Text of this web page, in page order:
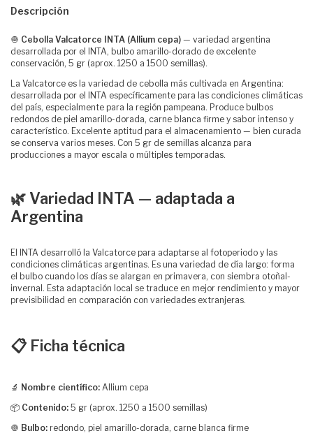
Descripción
🧅 Cebolla Valcatorce INTA (Allium cepa) — variedad argentina
desarrollada por el INTA, bulbo amarillo-dorado de excelente
conservación, 5 gr (aprox. 1250 a 1500 semillas).
La Valcatorce es la variedad de cebolla más cultivada en Argentina:
desarrollada por el INTA específicamente para las condiciones climáticas
del país, especialmente para la región pampeana. Produce bulbos
redondos de piel amarillo-dorada, carne blanca firme y sabor intenso y
característico. Excelente aptitud para el almacenamiento — bien curada
se conserva varios meses. Con 5 gr de semillas alcanza para
producciones a mayor escala o múltiples temporadas.
🌿 Variedad INTA — adaptada a
Argentina
El INTA desarrolló la Valcatorce para adaptarse al fotoperiodo y las
condiciones climáticas argentinas. Es una variedad de día largo: forma
el bulbo cuando los días se alargan en primavera, con siembra otoñal-
invernal. Esta adaptación local se traduce en mejor rendimiento y mayor
previsibilidad en comparación con variedades extranjeras.
📋 Ficha técnica
🔬 Nombre científico: Allium cepa
📦 Contenido: 5 gr (aprox. 1250 a 1500 semillas)
🧅 Bulbo: redondo, piel amarillo-dorada, carne blanca firme